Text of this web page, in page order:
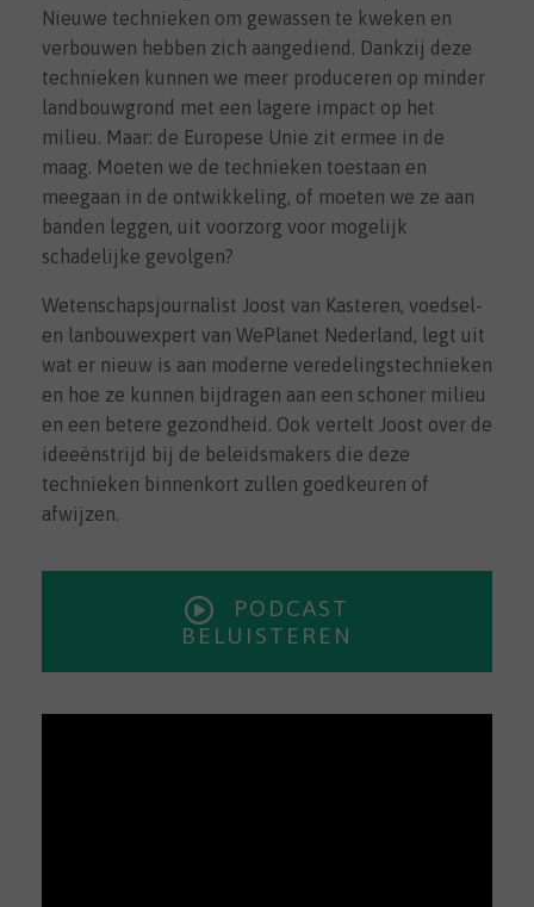
Nieuwe technieken om gewassen te kweken en
verbouwen hebben zich aangediend. Dankzij deze
technieken kunnen we meer produceren op minder
landbouwgrond met een lagere impact op het
milieu. Maar: de Europese Unie zit ermee in de
maag. Moeten we de technieken toestaan en
meegaan in de ontwikkeling, of moeten we ze aan
banden leggen, uit voorzorg voor mogelijk
schadelijke gevolgen?
Wetenschapsjournalist Joost van Kasteren, voedsel-
en lanbouwexpert van WePlanet Nederland, legt uit
wat er nieuw is aan moderne veredelingstechnieken
en hoe ze kunnen bijdragen aan een schoner milieu
en een betere gezondheid. Ook vertelt Joost over de
ideeënstrijd bij de beleidsmakers die deze
technieken binnenkort zullen goedkeuren of
afwijzen.
PODCAST
BELUISTEREN